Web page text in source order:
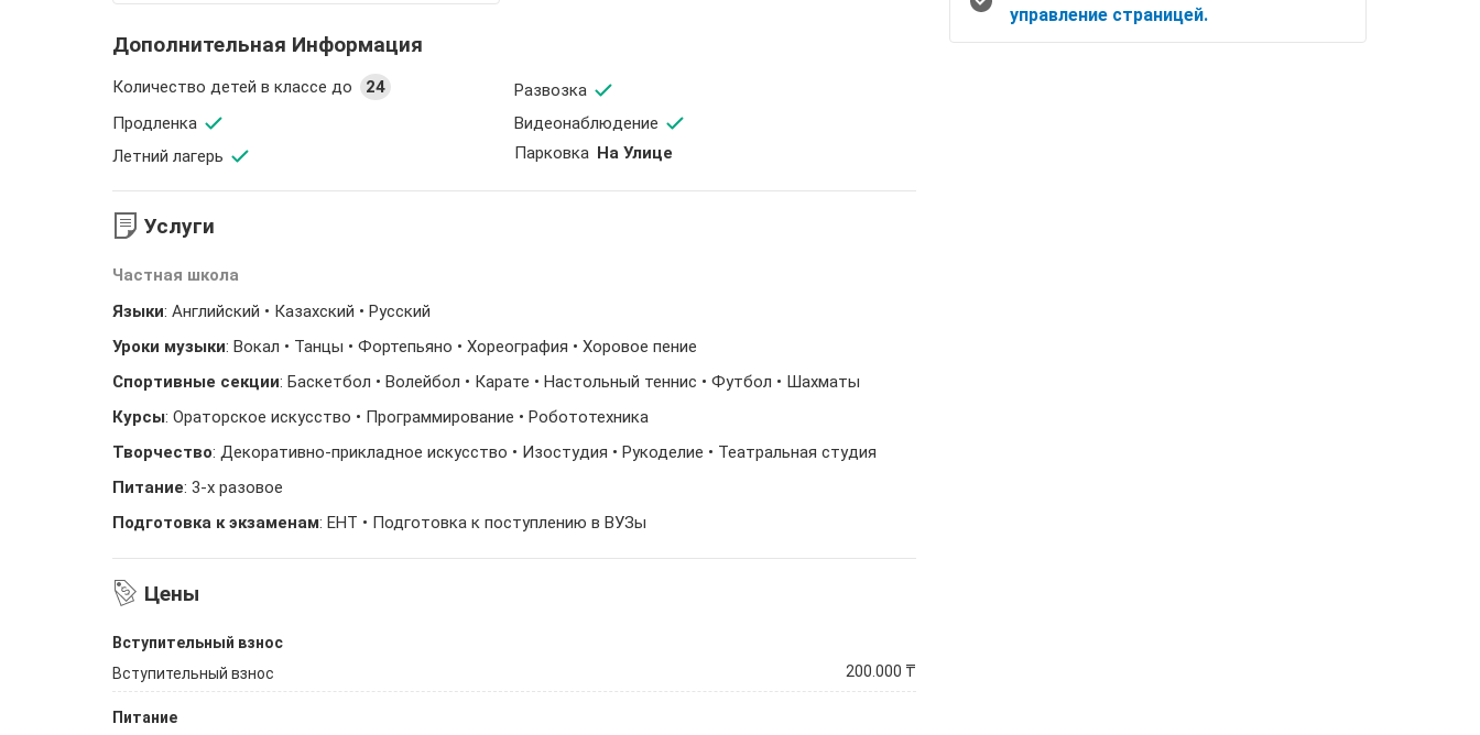
Дополнительная Информация
Количество детей в классе до 24
Развозка
Продленка
Видеонаблюдение
Летний лагерь
Парковка На Улице
Услуги
Частная школа
Языки: Английский • Казахский • Русский
Уроки музыки: Вокал • Танцы • Фортепьяно • Хореография • Хоровое пение
Спортивные секции: Баскетбол • Волейбол • Карате • Настольный теннис • Футбол • Шахматы
Курсы: Ораторское искусство • Программирование • Робототехника
Творчество: Декоративно-прикладное искусство • Изостудия • Рукоделие • Театральная студия
Питание: 3-х разовое
Подготовка к экзаменам: ЕНТ • Подготовка к поступлению в ВУЗы
Цены
Вступительный взнос
Вступительный взнос
200.000 ₸
Питание
управление страницей.